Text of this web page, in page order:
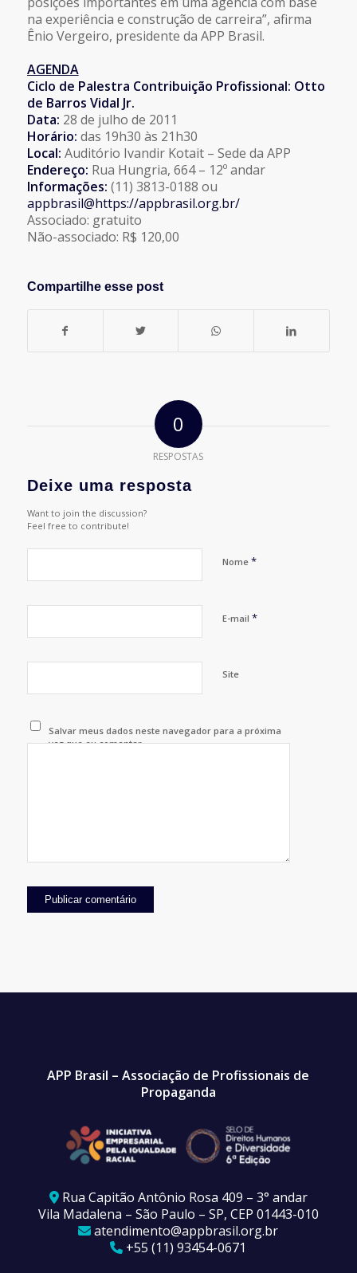
na experiência e construção de carreira”, afirma
Ênio Vergeiro, presidente da APP Brasil.
AGENDA
Ciclo de Palestra Contribuição Profissional: Otto
de Barros Vidal Jr.
Data: 28 de julho de 2011
Horário: das 19h30 às 21h30
Local: Auditório Ivandir Kotait – Sede da APP
Endereço: Rua Hungria, 664 – 12º andar
Informações: (11) 3813-0188 ou
appbrasil@https://appbrasil.org.br/
Associado: gratuito
Não-associado: R$ 120,00
Compartilhe esse post
0
RESPOSTAS
Deixe uma resposta
Want to join the discussion?
Feel free to contribute!
Nome *
E-mail *
Site
Salvar meus dados neste navegador para a próxima
vez que eu comentar.
APP Brasil – Associação de Profissionais de
Propaganda
Rua Capitão Antônio Rosa 409 – 3° andar
Vila Madalena – São Paulo – SP, CEP 01443-010
atendimento@appbrasil.org.br
+55 (11) 93454-0671